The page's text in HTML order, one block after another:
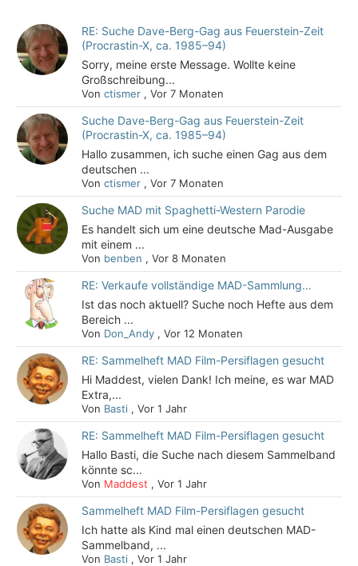
RE: Suche Dave-Berg-Gag aus Feuerstein-Zeit
(Procrastin-X, ca. 1985–94)
Sorry, meine erste Message. Wollte keine
Großschreibung...
Vonctismer ,Vor 7 Monaten
Suche Dave-Berg-Gag aus Feuerstein-Zeit
(Procrastin-X, ca. 1985–94)
Hallo zusammen, ich suche einen Gag aus dem
deutschen ...
Vonctismer ,Vor 7 Monaten
Suche MAD mit Spaghetti-Western Parodie
Es handelt sich um eine deutsche Mad-Ausgabe
mit einem ...
Von benben ,Vor 8 Monaten
RE: Verkaufe vollständige MAD-Sammlung…
Ist das noch aktuell? Suche noch Hefte aus dem
Bereich ...
Von Don_Andy ,Vor 12 Monaten
RE: Sammelheft MAD Film-Persiflagen gesucht
Hi Maddest, vielen Dank! Ich meine, es war MAD
Extra,...
Von Basti ,Vor 1 Jahr
RE: Sammelheft MAD Film-Persiflagen gesucht
Hallo Basti, die Suche nach diesem Sammelband
könnte sc...
Von Maddest ,Vor 1 Jahr
Sammelheft MAD Film-Persiflagen gesucht
Ich hatte als Kind mal einen deutschen MAD-
Sammelband, ...
Von Basti ,Vor 1 Jahr